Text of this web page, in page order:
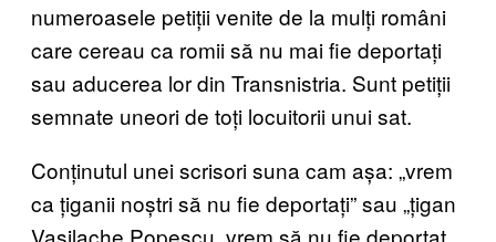
numeroasele petiții venite de la mulți români
care cereau ca romii să nu mai fie deportați
sau aducerea lor din Transnistria. Sunt petiții
semnate uneori de toți locuitorii unui sat.
Conținutul unei scrisori suna cam așa: „vrem
ca țiganii noștri să nu fie deportați” sau „țigan